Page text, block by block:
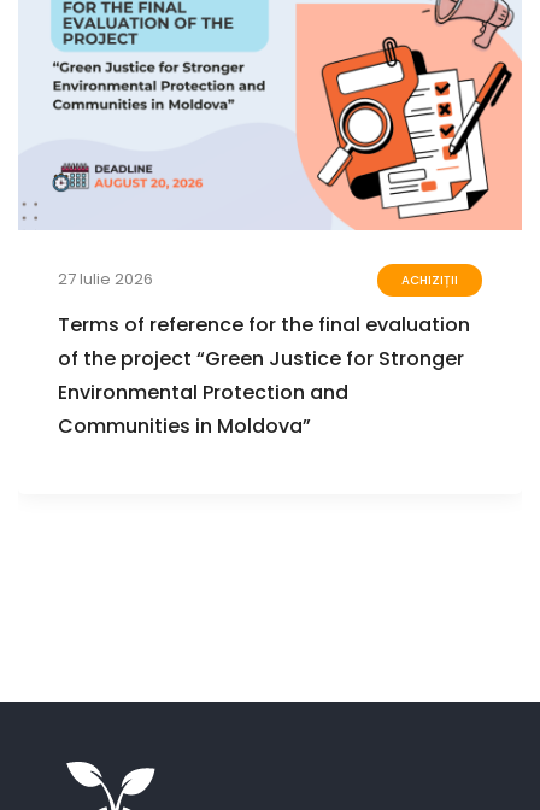
27 Iulie 2026 ACHIZIȚII
Terms of reference for the final evaluation
of the project “Green Justice for Stronger
Environmental Protection and
Communities in Moldova”